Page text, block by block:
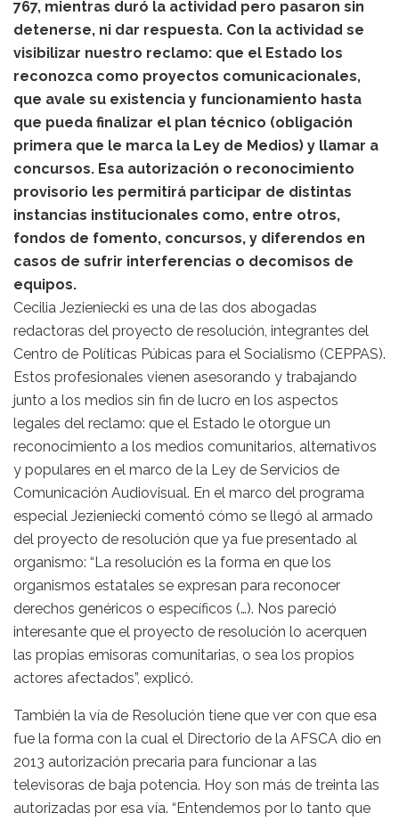
767, mientras duró la actividad pero pasaron sin
detenerse, ni dar respuesta. Con la actividad se
visibilizar nuestro reclamo: que el Estado los
reconozca como proyectos comunicacionales,
que avale su existencia y funcionamiento hasta
que pueda finalizar el plan técnico (obligación
primera que le marca la Ley de Medios) y llamar a
concursos. Esa autorización o reconocimiento
provisorio les permitirá participar de distintas
instancias institucionales como, entre otros,
fondos de fomento, concursos, y diferendos en
casos de sufrir interferencias o decomisos de
equipos.
Cecilia Jezieniecki es una de las dos abogadas
redactoras del proyecto de resolución, integrantes del
Centro de Políticas Púbicas para el Socialismo (CEPPAS).
Estos profesionales vienen asesorando y trabajando
junto a los medios sin fin de lucro en los aspectos
legales del reclamo: que el Estado le otorgue un
reconocimiento a los medios comunitarios, alternativos
y populares en el marco de la Ley de Servicios de
Comunicación Audiovisual. En el marco del programa
especial Jezieniecki comentó cómo se llegó al armado
del proyecto de resolución que ya fue presentado al
organismo: “La resolución es la forma en que los
organismos estatales se expresan para reconocer
derechos genéricos o específicos (…). Nos pareció
interesante que el proyecto de resolución lo acerquen
las propias emisoras comunitarias, o sea los propios
actores afectados”, explicó.
También la vía de Resolución tiene que ver con que esa
fue la forma con la cual el Directorio de la AFSCA dio en
2013 autorización precaria para funcionar a las
televisoras de baja potencia. Hoy son más de treinta las
autorizadas por esa vía. “Entendemos por lo tanto que